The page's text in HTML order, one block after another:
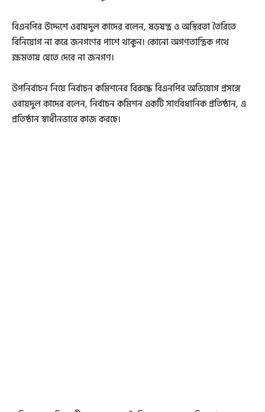
বিএনপির উদ্দেশে ওবায়দুল কাদের বলেন, ষড়যন্ত্র ও অস্থিরতা তৈরিতে
বিনিয়োগ না করে জনগণের পাশে থাকুন। কোনো অগণতান্ত্রিক পথে
ক্ষমতায় যেতে দেবে না জনগণ।
উপনির্বাচন নিয়ে নির্বাচন কমিশনের বিরুদ্ধে বিএনপির অভিযোগ প্রসঙ্গে
ওবায়দুল কাদের বলেন, নির্বাচন কমিশন একটি সাংবিধানিক প্রতিষ্ঠান, এ
প্রতিষ্ঠান স্বাধীনভাবে কাজ করছে।